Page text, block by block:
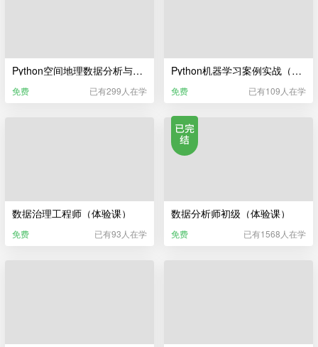
Python空间地理数据分析与可视化（体验课）
免费 已有299人在学
Python机器学习案例实战（体验课）
免费 已有109人在学
数据治理工程师（体验课）
免费 已有93人在学
数据分析师初级（体验课）
免费 已有1568人在学